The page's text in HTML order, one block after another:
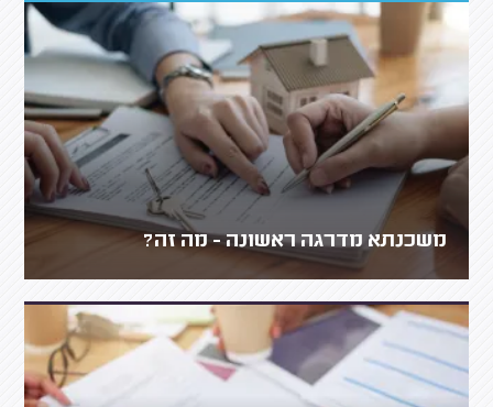
משכנתא מדרגה ראשונה - מה זה?